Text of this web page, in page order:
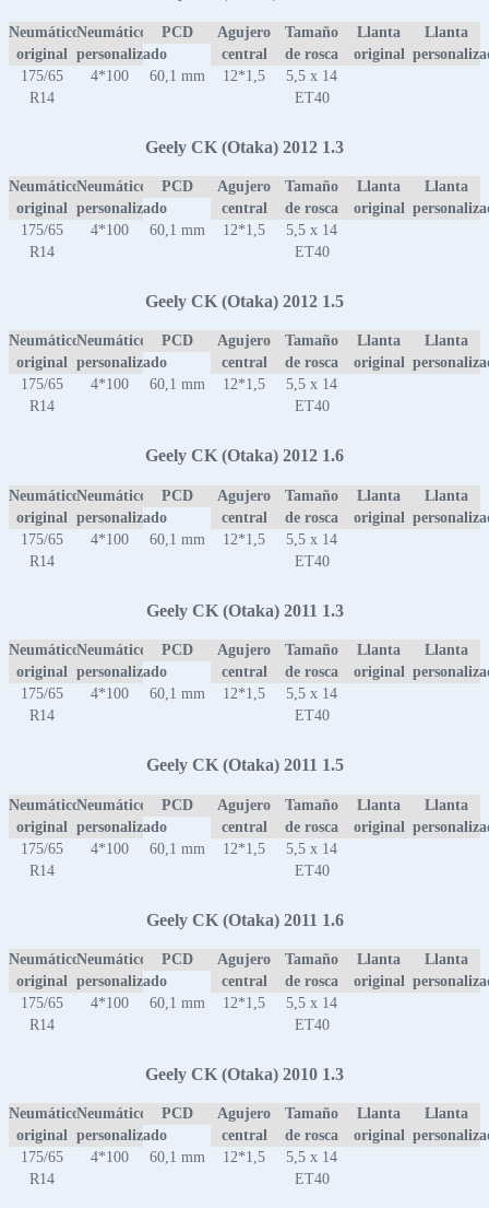
Neumático
original
Neumático
personalizado
PCD
Agujero
central
Tamaño
de rosca
Llanta
original
Llanta
175/65
R14
4*100 60,1 mm 12*1,5
5,5 x 14
ET40
Geely CK (Otaka) 2012 1.3
Neumático
original
Neumático
personalizado
PCD
Agujero
central
Tamaño
de rosca
Llanta
original
Llanta
175/65
R14
4*100 60,1 mm 12*1,5
5,5 x 14
ET40
Geely CK (Otaka) 2012 1.5
Neumático
original
Neumático
personalizado
PCD
Agujero
central
Tamaño
de rosca
Llanta
original
Llanta
175/65
R14
4*100 60,1 mm 12*1,5
5,5 x 14
ET40
Geely CK (Otaka) 2012 1.6
Neumático
original
Neumático
personalizado
PCD
Agujero
central
Tamaño
de rosca
Llanta
original
Llanta
175/65
R14
4*100 60,1 mm 12*1,5
5,5 x 14
ET40
Geely CK (Otaka) 2011 1.3
Neumático
original
Neumático
personalizado
PCD
Agujero
central
Tamaño
de rosca
Llanta
original
Llanta
175/65
R14
4*100 60,1 mm 12*1,5
5,5 x 14
ET40
Geely CK (Otaka) 2011 1.5
Neumático
original
Neumático
personalizado
PCD
Agujero
central
Tamaño
de rosca
Llanta
original
Llanta
175/65
R14
4*100 60,1 mm 12*1,5
5,5 x 14
ET40
Geely CK (Otaka) 2011 1.6
Neumático
original
Neumático
personalizado
PCD
Agujero
central
Tamaño
de rosca
Llanta
original
Llanta
175/65
R14
4*100 60,1 mm 12*1,5
5,5 x 14
ET40
Geely CK (Otaka) 2010 1.3
Neumático
original
Neumático
personalizado
PCD
Agujero
central
Tamaño
de rosca
Llanta
original
Llanta
175/65
R14
4*100 60,1 mm 12*1,5
5,5 x 14
ET40